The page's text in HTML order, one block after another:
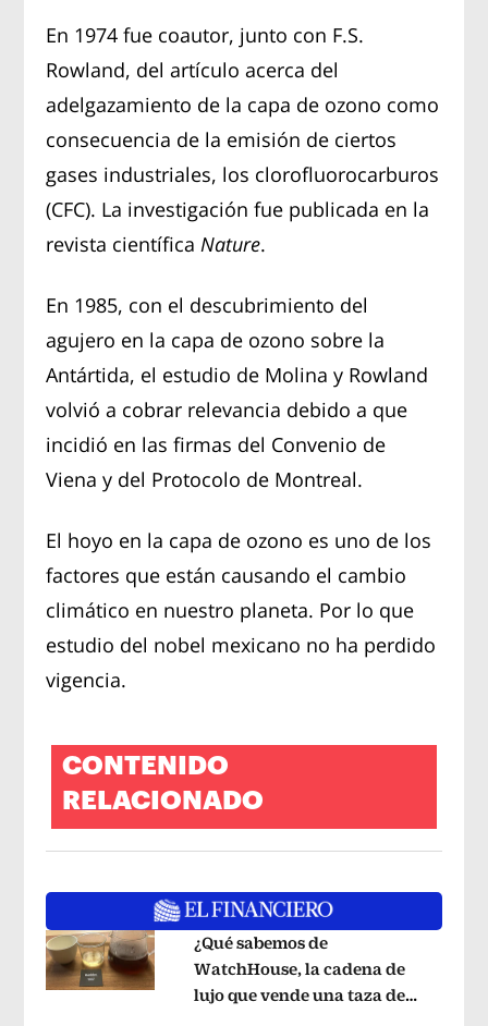
En 1974 fue coautor, junto con F.S.
Rowland, del artículo acerca del
adelgazamiento de la capa de ozono como
consecuencia de la emisión de ciertos
gases industriales, los clorofluorocarburos
(CFC). La investigación fue publicada en la
revista científica Nature.
En 1985, con el descubrimiento del
agujero en la capa de ozono sobre la
Antártida, el estudio de Molina y Rowland
volvió a cobrar relevancia debido a que
incidió en las firmas del Convenio de
Viena y del Protocolo de Montreal.
El hoyo en la capa de ozono es uno de los
factores que están causando el cambio
climático en nuestro planeta. Por lo que
estudio del nobel mexicano no ha perdido
vigencia.
CONTENIDO
RELACIONADO
Opens in new window
¿Qué sabemos de
WatchHouse, la cadena de
lujo que vende una taza de